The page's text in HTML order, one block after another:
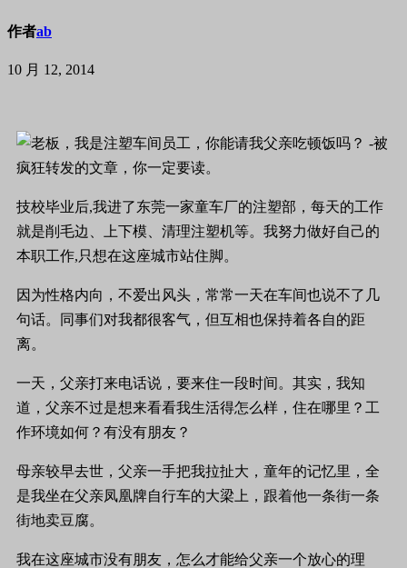
作者ab
10 月 12, 2014
技校毕业后,我进了东莞一家童车厂的注塑部，每天的工作
就是削毛边、上下模、清理注塑机等。我努力做好自己的
本职工作,只想在这座城市站住脚。
因为性格内向，不爱出风头，常常一天在车间也说不了几
句话。同事们对我都很客气，但互相也保持着各自的距
离。
一天，父亲打来电话说，要来住一段时间。其实，我知
道，父亲不过是想来看看我生活得怎么样，住在哪里？工
作环境如何？有没有朋友？
母亲较早去世，父亲一手把我拉扯大，童年的记忆里，全
是我坐在父亲凤凰牌自行车的大梁上，跟着他一条街一条
街地卖豆腐。
我在这座城市没有朋友，怎么才能给父亲一个放心的理